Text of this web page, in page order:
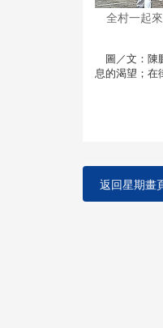
全村一起來
圖／文：陳
息的渴望；在
返回星期畫